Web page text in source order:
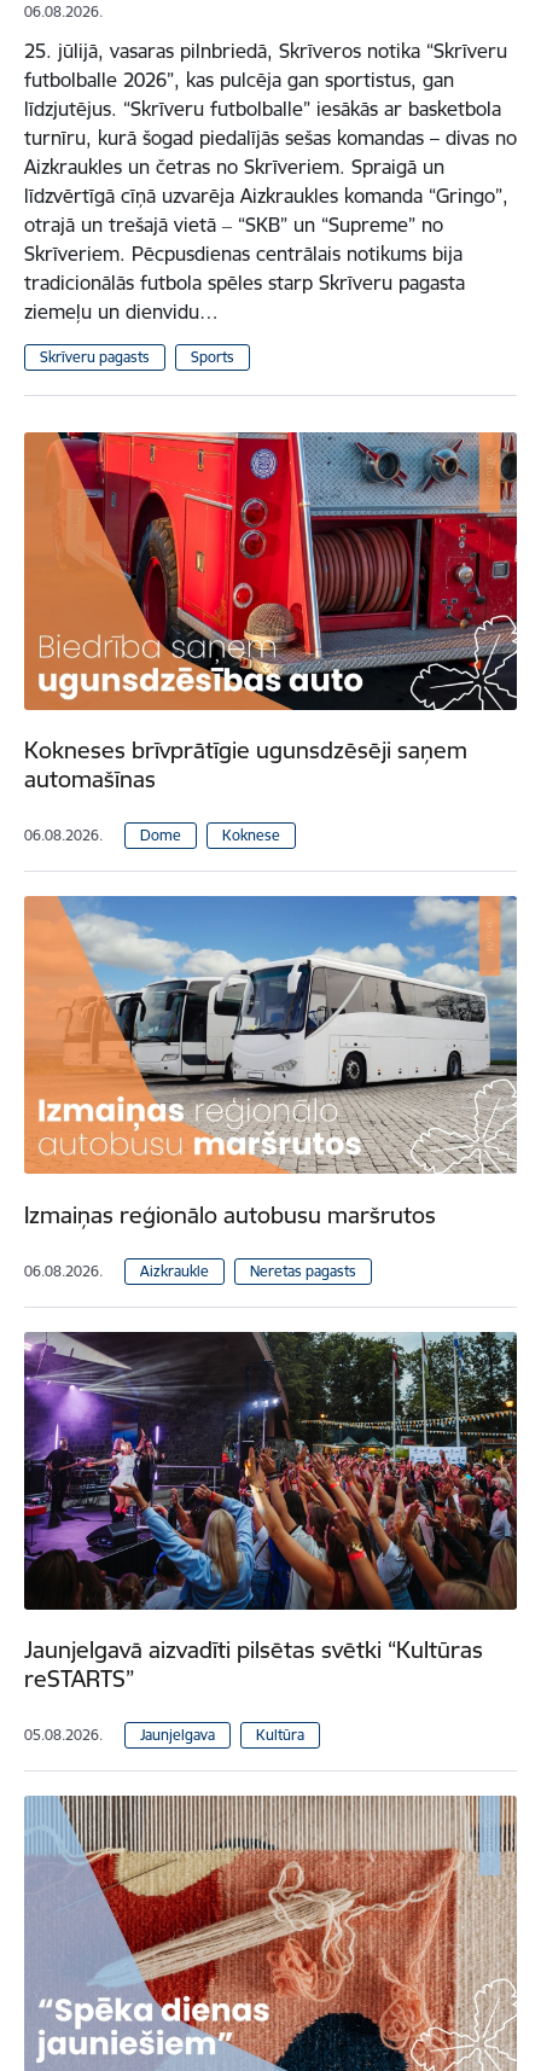
06.08.2026.
25. jūlijā, vasaras pilnbriedā, Skrīveros notika “Skrīveru
futbolballe 2026”, kas pulcēja gan sportistus, gan
līdzjutējus. “Skrīveru futbolballe” iesākās ar basketbola
turnīru, kurā šogad piedalījās sešas komandas – divas no
Aizkraukles un četras no Skrīveriem. Spraigā un
līdzvērtīgā cīņā uzvarēja Aizkraukles komanda “Gringo”,
otrajā un trešajā vietā ‒ “SKB” un “Supreme” no
Skrīveriem. Pēcpusdienas centrālais notikums bija
tradicionālās futbola spēles starp Skrīveru pagasta
ziemeļu un dienvidu…
Skrīveru pagasts Sports
Kokneses brīvprātīgie ugunsdzēsēji saņem
automašīnas
06.08.2026. Dome Koknese
Izmaiņas reģionālo autobusu maršrutos
06.08.2026. Aizkraukle Neretas pagasts
Jaunjelgavā aizvadīti pilsētas svētki “Kultūras
reSTARTS”
05.08.2026. Jaunjelgava Kultūra